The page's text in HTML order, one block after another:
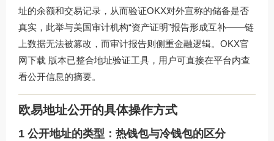
址的余额和交易记录，从而验证OKX对外宣称的储备是否
真实，此举与美国审计机构“资产证明”报告形成互补——链
上数据无法被篡改，而审计报告则侧重金融逻辑。 OKX官
网下载 版本已整合地址验证工具，用户可直接在平台内查
看公开信息的摘要。
欧易地址公开的具体操作方式
1 公开地址的类型：热钱包与冷钱包的区分